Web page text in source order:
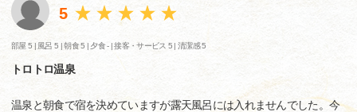
5
部屋 5 | 風呂 5 |朝食 5 | 夕食 - |接客・サービス 5 |清潔感 5
トロトロ温泉
温泉と朝食で宿を決めていますが露天風呂には入れませんでした。今